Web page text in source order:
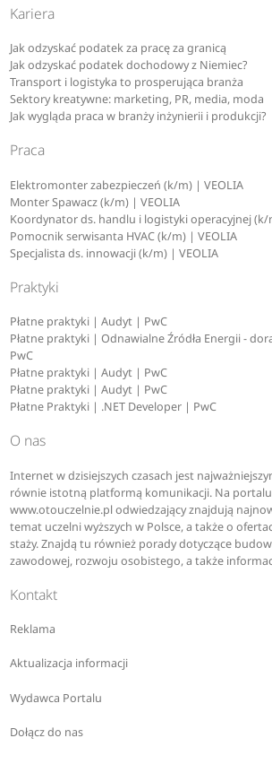
Kariera
Jak odzyskać podatek za pracę za granicą
Jak odzyskać podatek dochodowy z Niemiec?
Transport i logistyka to prosperująca branża
Sektory kreatywne: marketing, PR, media, moda
Jak wygląda praca w branży inżynierii i produkcji?
Praca
Elektromonter zabezpieczeń (k/m) | VEOLIA
Monter Spawacz (k/m) | VEOLIA
Koordynator ds. handlu i logistyki operacyjnej (k/
Pomocnik serwisanta HVAC (k/m) | VEOLIA
Specjalista ds. innowacji (k/m) | VEOLIA
Praktyki
Płatne praktyki | Audyt | PwC
Płatne praktyki | Odnawialne Źródła Energii -
PwC
Płatne praktyki | Audyt | PwC
Płatne praktyki | Audyt | PwC
Płatne Praktyki | .NET Developer | PwC
O nas
Internet w dzisiejszych czasach jest
równie istotną platformą komunikacji. Na
www.otouczelnie.pl odwiedzający znajdują
temat uczelni wyższych w Polsce, a także o
staży. Znajdą tu również porady dotyczące
zawodowej, rozwoju osobistego, a także
Kontakt
Reklama
Aktualizacja informacji
Wydawca Portalu
Dołącz do nas